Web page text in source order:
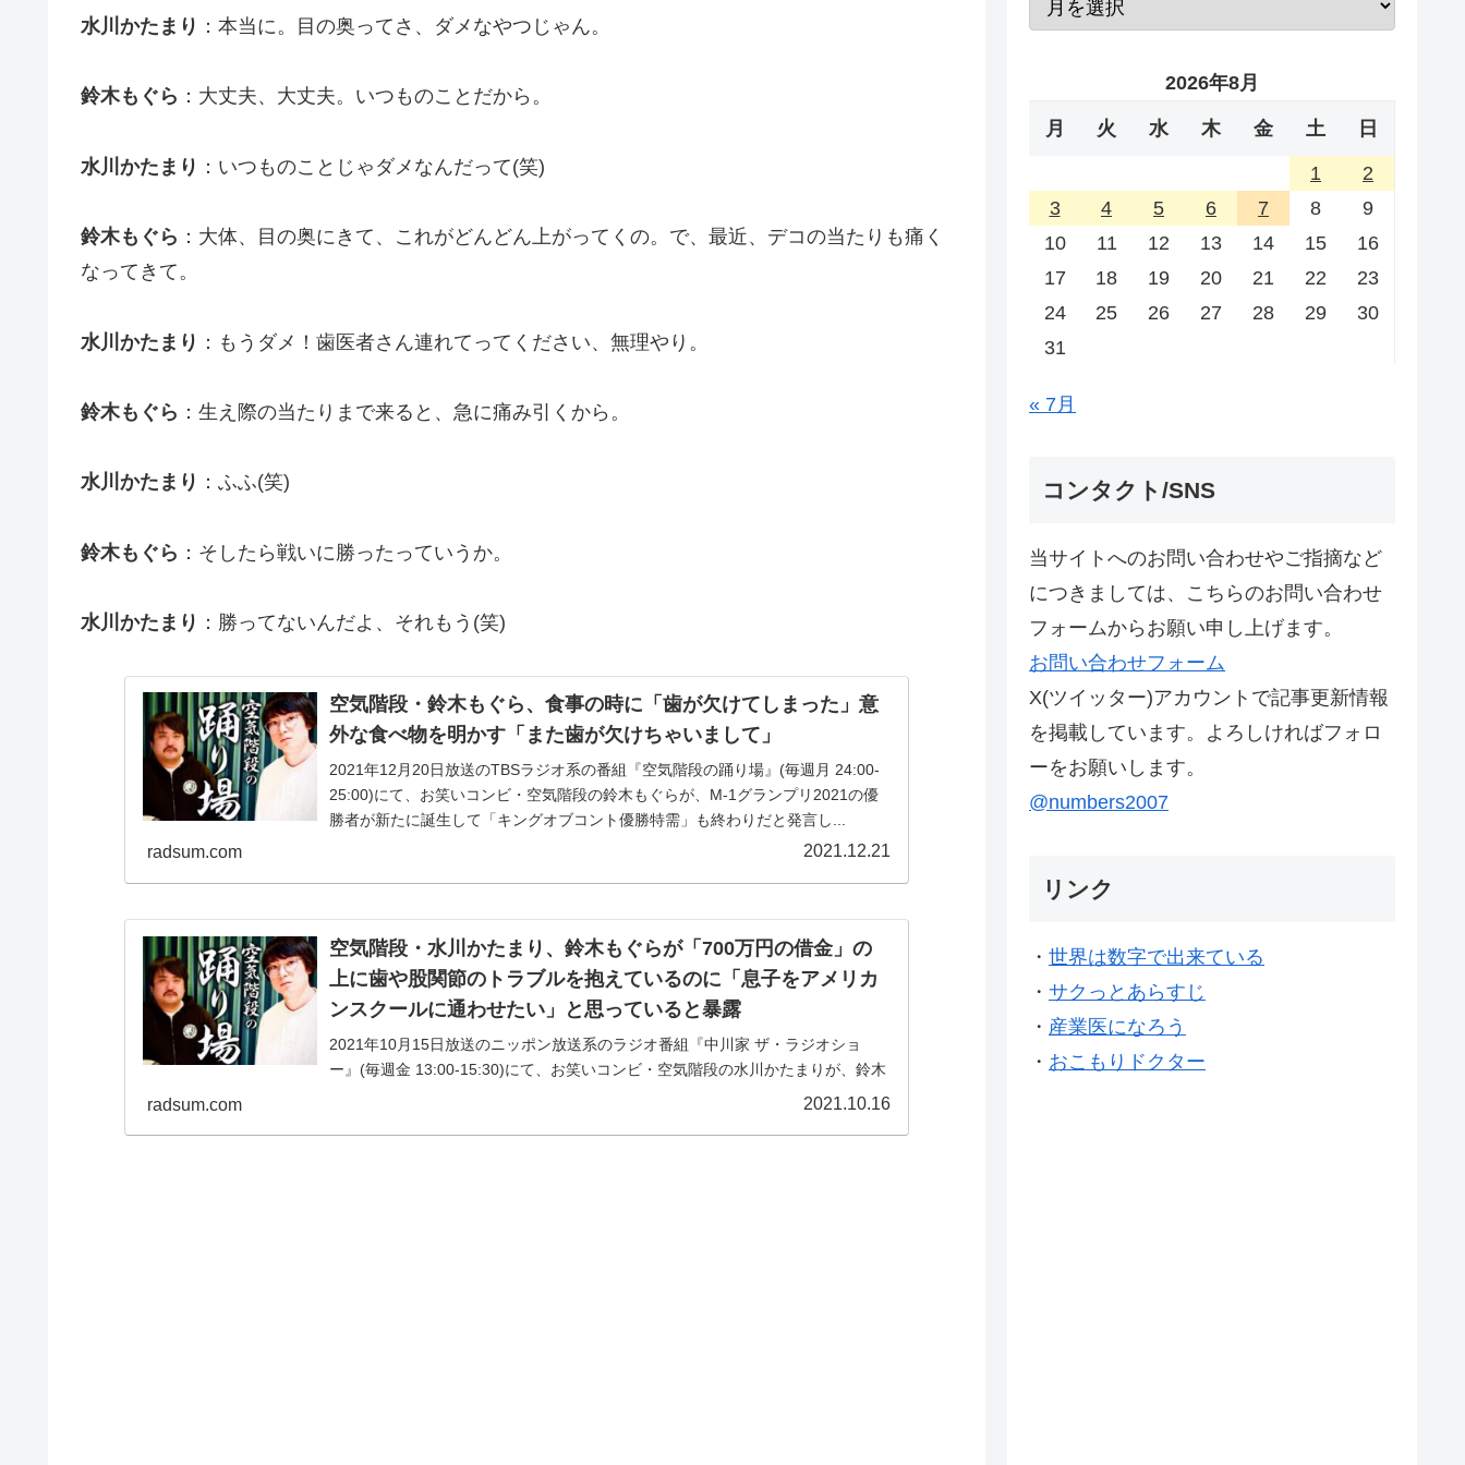
水川かたまり ：本当に。目の奥ってさ、ダメなやつじゃん。
鈴木もぐら ：大丈夫、大丈夫。いつものことだから。
水川かたまり ：いつものことじゃダメなんだって(笑)
鈴木もぐら ：大体、目の奥にきて、これがどんどん上がってくの。で、最近、デコの当たりも痛く
なってきて。
水川かたまり ：もうダメ！歯医者さん連れてってください、無理やり。
鈴木もぐら ：生え際の当たりまで来ると、急に痛み引くから。
水川かたまり ：ふふ(笑)
鈴木もぐら ：そしたら戦いに勝ったっていうか。
水川かたまり ：勝ってないんだよ、それもう(笑)
空気階段・鈴木もぐら、食事の時に「歯が欠けてしまった」意
外な食べ物を明かす「また歯が欠けちゃいまして」
2021年12月20日放送のTBSラジオ系の番組『空気階段の踊り場』(毎週月 24:00-
25:00)にて、お笑いコンビ・空気階段の鈴木もぐらが、M-1グランプリ2021の優
勝者が新たに誕生して「キングオブコント優勝特需」も終わりだと発言し...
radsum.com 2021.12.21
空気階段・水川かたまり、鈴木もぐらが「700万円の借金」の
上に歯や股関節のトラブルを抱えているのに「息子をアメリカ
ンスクールに通わせたい」と思っていると暴露
2021年10月15日放送のニッポン放送系のラジオ番組『中川家 ザ・ラジオショ
ー』(毎週金 13:00-15:30)にて、お笑いコンビ・空気階段の水川かたまりが、鈴木
もぐらが「700万円の借金」の上に歯や股関節のトラブルを抱えているのに、「...
radsum.com 2021.10.16
2026年8月
月 火 水 木 金 土 日
1
2
3
4 5 6 7 8
9
10
11 12 13 14 15
16
17
18 19 20 21 22
23
24
25 26 27 28 29
30
31
« 7月
コンタクト/SNS
当サイトへのお問い合わせやご指摘など
につきましては、こちらのお問い合わせ
フォームからお願い申し上げます。
お問い合わせフォーム
X(ツイッター)アカウントで記事更新情報
を掲載しています。よろしければフォロ
ーをお願いします。
@numbers2007
リンク
・ 世界は数字で出来ている
・ サクっとあらすじ
・ 産業医になろう
・ おこもりドクター